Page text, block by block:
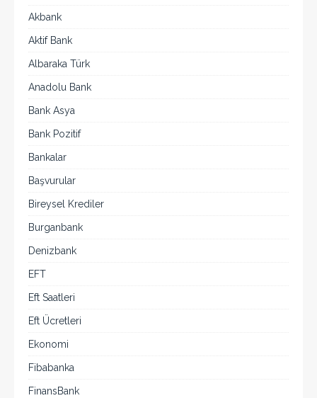
Akbank
Aktif Bank
Albaraka Türk
Anadolu Bank
Bank Asya
Bank Pozitif
Bankalar
Başvurular
Bireysel Krediler
Burganbank
Denizbank
EFT
Eft Saatleri
Eft Ücretleri
Ekonomi
Fibabanka
FinansBank